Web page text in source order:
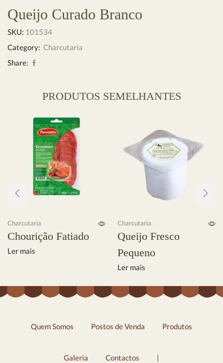
Queijo Curado Branco
SKU: 101534
Category: Charcutaria
Share:
PRODUTOS SEMELHANTES
Charcutaria
Chourição Fatiado
Ler mais
Charcutaria
Queijo Fresco
Pequeno
Ler mais
Quem Somos Postos de Venda Produtos
Galeria Contactos |